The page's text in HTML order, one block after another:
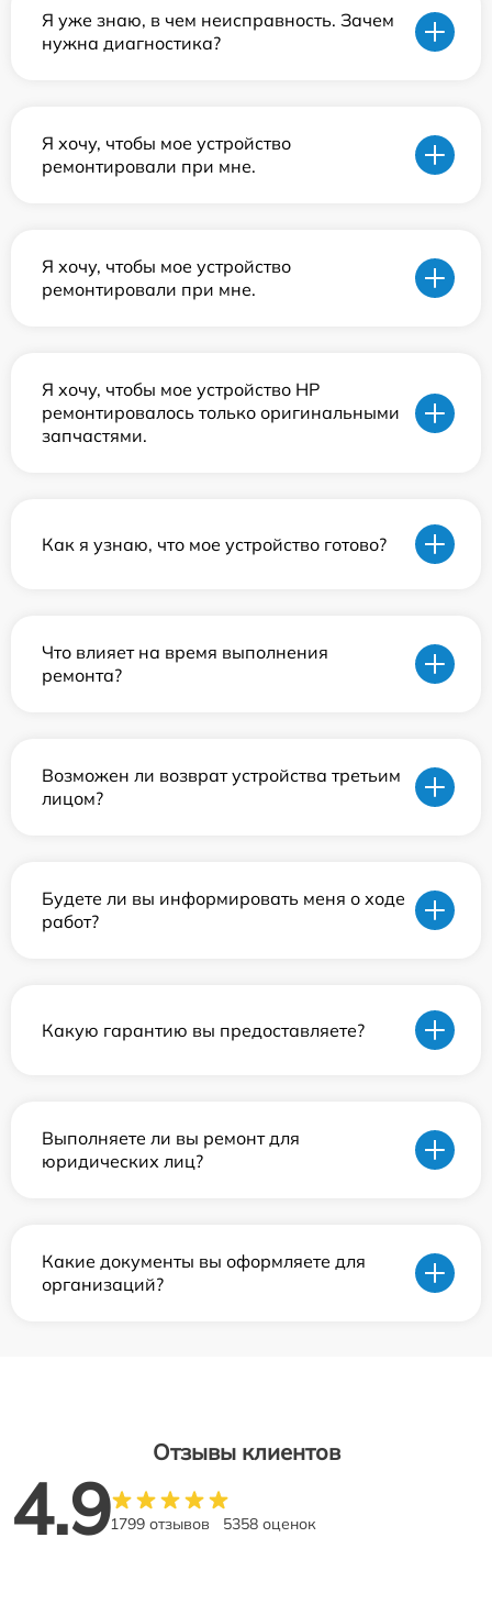
Я уже знаю, в чем неисправность. Зачем
нужна диагностика?
Я хочу, чтобы мое устройство
ремонтировали при мне.
Я хочу, чтобы мое устройство
ремонтировали при мне.
Я хочу, чтобы мое устройство HP
ремонтировалось только оригинальными
запчастями.
Как я узнаю, что мое устройство готово?
Что влияет на время выполнения
ремонта?
Возможен ли возврат устройства третьим
лицом?
Будете ли вы информировать меня о ходе
работ?
Какую гарантию вы предоставляете?
Выполняете ли вы ремонт для
юридических лиц?
Какие документы вы оформляете для
организаций?
Отзывы клиентов
4.91799 отзывов 5358 оценок